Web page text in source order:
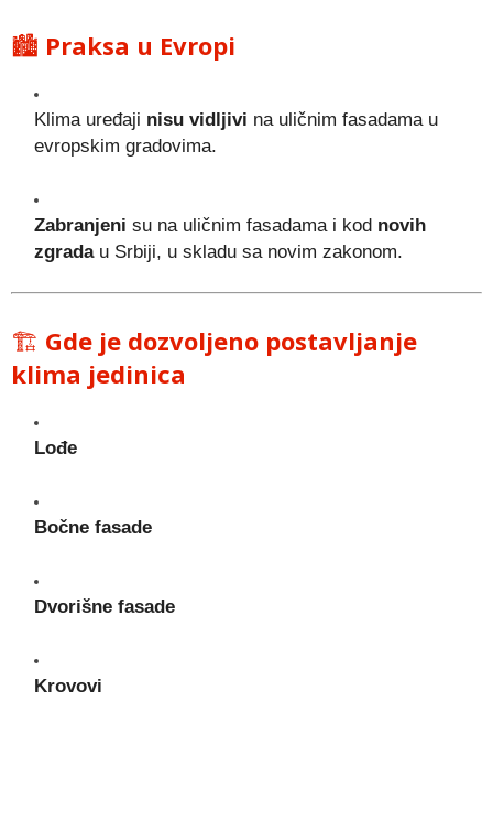
🏙️ Praksa u Evropi
Klima uređaji nisu vidljivi na uličnim fasadama u
evropskim gradovima.
Zabranjeni su na uličnim fasadama i kod novih
zgradau Srbiji, u skladu sa novim zakonom.
🏗️ Gde je dozvoljeno postavljanje
klima jedinica
Lođe
Bočne fasade
Dvorišne fasade
Krovovi